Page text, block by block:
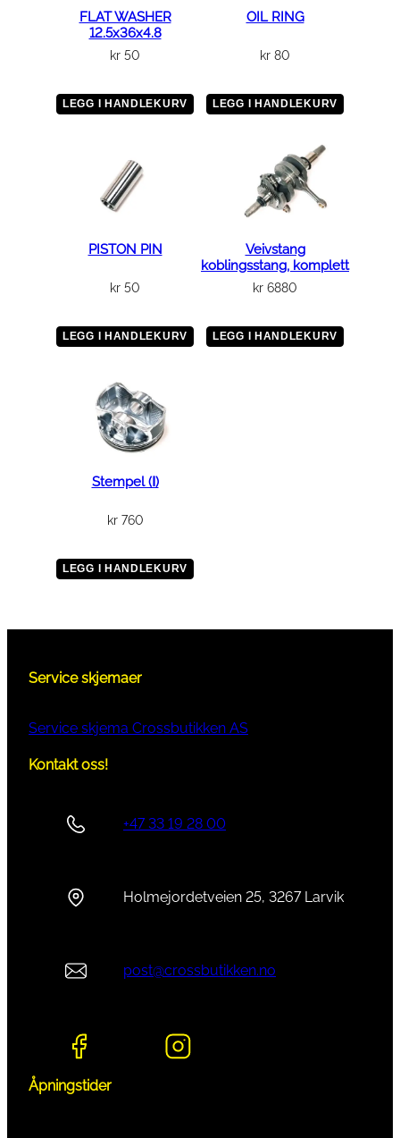
FLAT WASHER
12.5x36x4.8
kr 50
LEGG I HANDLEKURV
OIL RING
kr 80
LEGG I HANDLEKURV
PISTON PIN
kr 50
LEGG I HANDLEKURV
Veivstang
koblingsstang, komplett
kr 6880
LEGG I HANDLEKURV
Stempel (Ⅰ)
kr760
LEGG I HANDLEKURV
Service skjemaer
Service skjema Crossbutikken AS
Kontakt oss!
+47 33 19 28 00
Holmejordetveien 25, 3267 Larvik
post@crossbutikken.no
Åpningstider